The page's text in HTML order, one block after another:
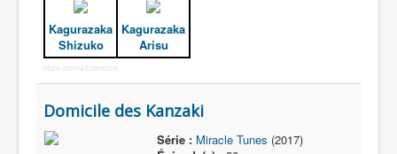
Kagurazaka
Shizuko
Kagurazaka
Arisu
More Joomla Extensions
Domicile des Kanzaki
Série : Miracle Tunes (2017)